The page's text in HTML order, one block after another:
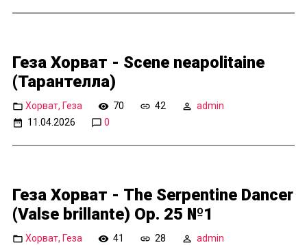
Геза Хорват - Scene neapolitaine
(Тарантелла)
Хорват, Геза 70 42
admin
11.04.2026
0
Геза Хорват - The Serpentine Dancer
(Valse brillante) Op. 25 №1
Хорват, Геза 41 28
admin